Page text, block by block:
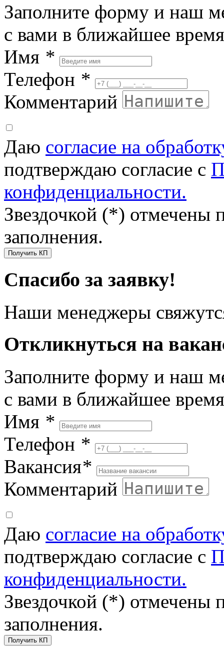
Заполните форму и наш
с вами в ближайшее время
Имя *
Телефон *
Комментарий
Даю согласие на
подтверждаю согласие с
конфиденциальности.
Звездочкой (*) отмечены
заполнения.
Получить КП
Спасибо за заявку!
Наши менеджеры
Откликнуться на
Заполните форму и наш
с вами в ближайшее время
Имя *
Телефон *
Вакансия*
Комментарий
Даю согласие на
подтверждаю согласие с
конфиденциальности.
Звездочкой (*) отмечены
заполнения.
Получить КП